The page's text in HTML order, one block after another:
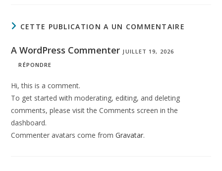
CETTE PUBLICATION A UN COMMENTAIRE
A WordPress Commenter JUILLET 19, 2026
RÉPONDRE
Hi, this is a comment.
To get started with moderating, editing, and deleting
comments, please visit the Comments screen in the
dashboard.
Commenter avatars come fromGravatar.